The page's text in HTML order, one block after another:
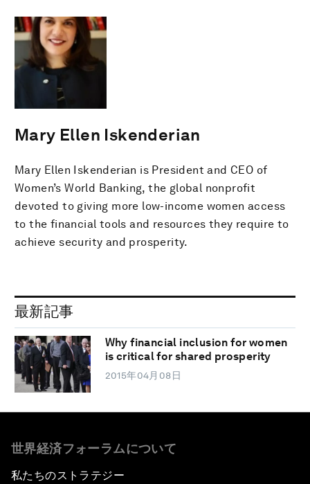
Mary Ellen Iskenderian
Mary Ellen Iskenderian is President and CEO of
Women’s World Banking, the global nonprofit
devoted to giving more low-income women access
to the financial tools and resources they require to
achieve security and prosperity.
最新記事
Why financial inclusion for women
is critical for shared prosperity
2015年04月08日
世界経済フォーラムについて
私たちのストラテジー